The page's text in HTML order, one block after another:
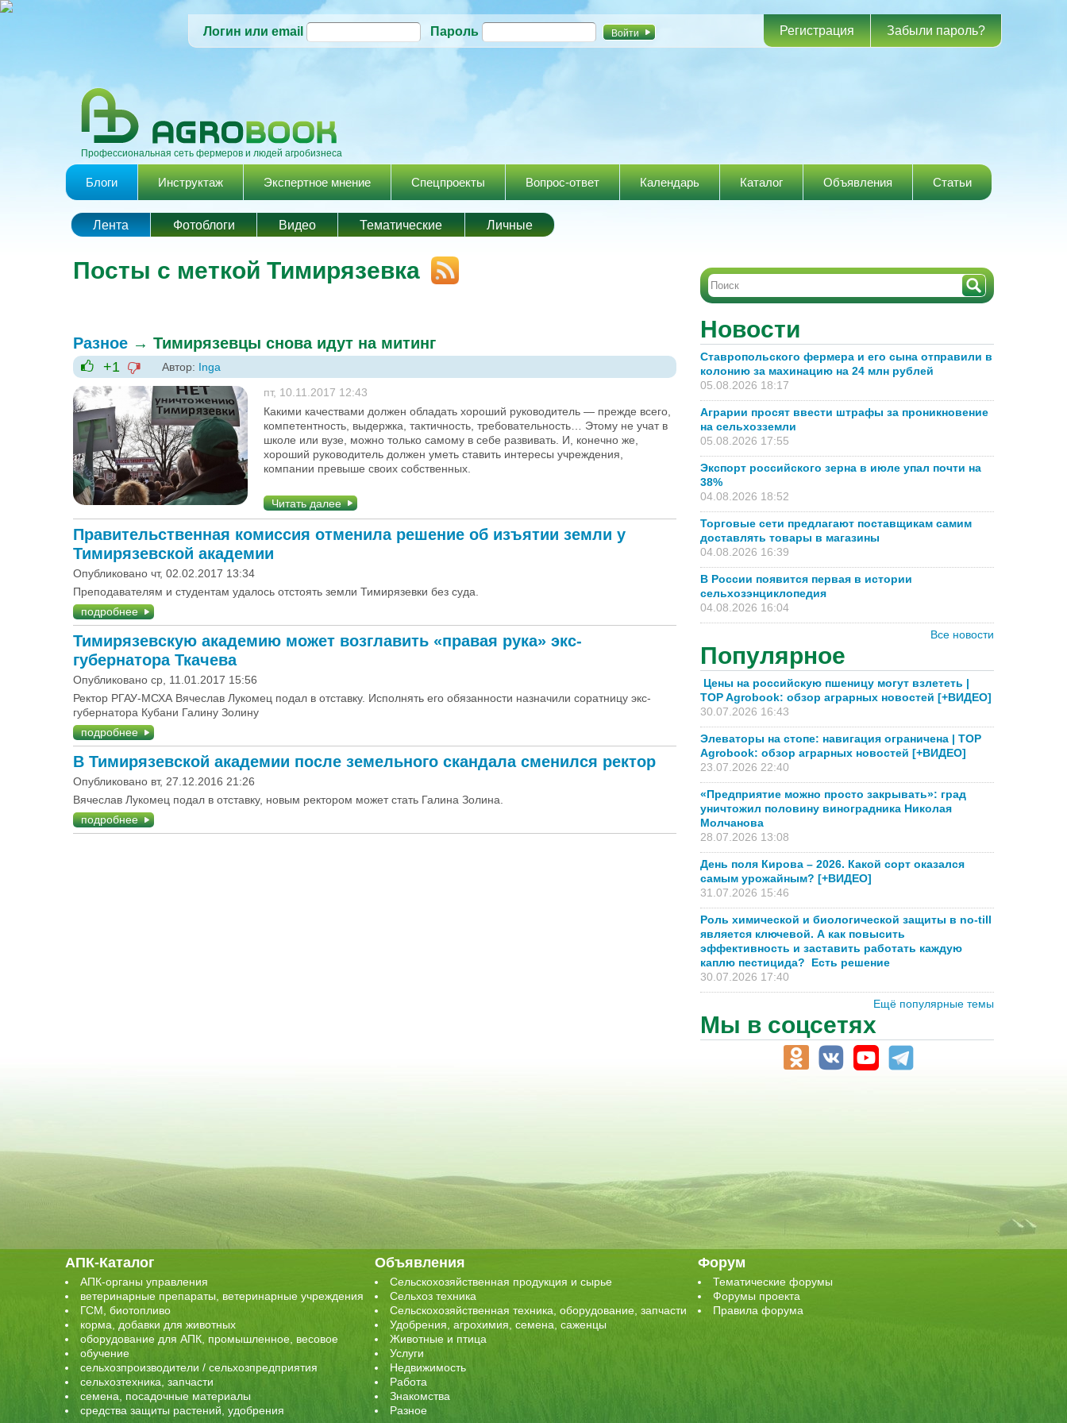
Перейти к
содержанию
Логин или email Пароль Регистрация Забыли пароль?
Профессиональная сеть фермеров и людей агробизнеса
Главное меню
Блоги Инструктаж Экспертное мнение Спецпроекты Вопрос-ответ Календарь Каталог Объявления Статьи
Лента Фотоблоги Видео Тематические Личные
Посты с меткой Тимирязевка
Разное → Тимирязевцы снова идут на митинг
+1
+1
-1
Автор: Inga
пт, 10.11.2017 12:43
Какими качествами должен обладать хороший руководитель — прежде всего,
компетентность, выдержка, тактичность, требовательность… Этому не учат в
школе или вузе, можно только самому в себе развивать. И, конечно же,
хороший руководитель должен уметь ставить интересы учреждения,
компании превыше своих собственных.
Читать далее
Правительственная комиссия отменила решение об изъятии земли у
Тимирязевской академии
Опубликовано чт, 02.02.2017 13:34
Преподавателям и студентам удалось отстоять земли Тимирязевки без суда.
подробнее
Тимирязевскую академию может возглавить «правая рука» экс-
губернатора Ткачева
Опубликовано ср, 11.01.2017 15:56
Ректор РГАУ-МСХА Вячеслав Лукомец подал в отставку. Исполнять его обязанности назначили соратницу экс-
губернатора Кубани Галину Золину
подробнее
В Тимирязевской академии после земельного скандала сменился ректор
Опубликовано вт, 27.12.2016 21:26
Вячеслав Лукомец подал в отставку, новым ректором может стать Галина Золина.
подробнее
Новости
Ставропольского фермера и его сына отправили в
колонию за махинацию на 24 млн рублей
05.08.2026 18:17
Аграрии просят ввести штрафы за проникновение
на сельхозземли
05.08.2026 17:55
Экспорт российского зерна в июле упал почти на
38%
04.08.2026 18:52
Торговые сети предлагают поставщикам самим
доставлять товары в магазины
04.08.2026 16:39
В России появится первая в истории
сельхозэнциклопедия
04.08.2026 16:04
Все новости
Популярное
Цены на российскую пшеницу могут взлететь |
TOP Agrobook: обзор аграрных новостей [+ВИДЕО]
30.07.2026 16:43
Элеваторы на стопе: навигация ограничена | TOP
Agrobook: обзор аграрных новостей [+ВИДЕО]
23.07.2026 22:40
«Предприятие можно просто закрывать»: град
уничтожил половину виноградника Николая
Молчанова
28.07.2026 13:08
День поля Кирова – 2026. Какой сорт оказался
самым урожайным? [+ВИДЕО]
31.07.2026 15:46
Роль химической и биологической защиты в no-till
является ключевой. А как повысить
эффективность и заставить работать каждую
каплю пестицида? Есть решение
30.07.2026 17:40
Ещё популярные темы
Мы в соцсетях
АПК-Каталог
АПК-органы управления
ветеринарные препараты, ветеринарные учреждения
ГСМ, биотопливо
корма, добавки для животных
оборудование для АПК, промышленное, весовое
обучение
сельхозпроизводители / сельхозпредприятия
сельхозтехника, запчасти
семена, посадочные материалы
средства защиты растений, удобрения
Объявления
Сельскохозяйственная продукция и сырье
Сельхоз техника
Сельскохозяйственная техника, оборудование, запчасти
Удобрения, агрохимия, семена, саженцы
Животные и птица
Услуги
Недвижимость
Работа
Знакомства
Разное
Форум
Тематические форумы
Форумы проекта
Правила форума